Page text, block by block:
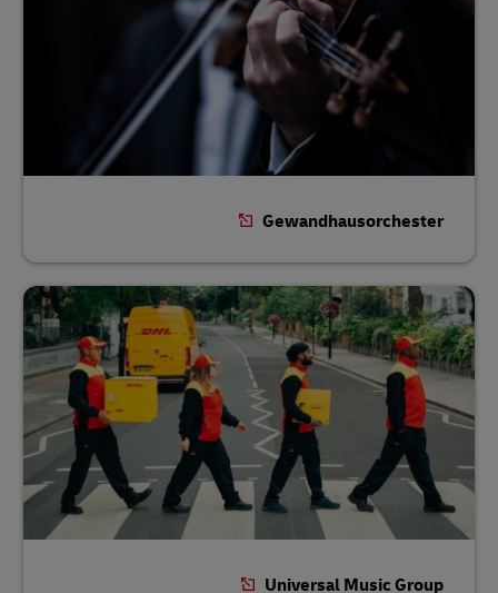
Gewandhausorchester
Universal Music Group